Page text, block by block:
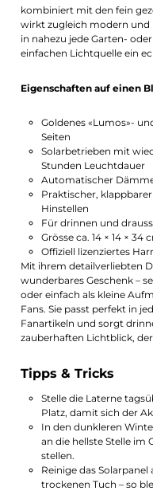
kombiniert mit den fein
wirkt zugleich modern
in nahezu jede Garten-
einfachen Lichtquelle ein
Eigenschaften auf einen
Goldenes «Lumos»-
Seiten
Solarbetrieben mit
Stunden Leuchtdauer
Automatischer
Praktischer,
Hinstellen
Für drinnen und
Grösse ca. 14 × 14 × 34
Offiziell lizenziertes
Mit ihrem detailverliebten
wunderbares Geschenk –
oder einfach als kleine
Fans. Sie passt perfekt in
Fanartikeln und sorgt
zauberhaften Lichtblick,
Tipps & Tricks
Stelle die Laterne
Platz, damit sich der
In den dunkleren
an die hellste Stelle im
stellen.
Reinige das
trockenen Tuch – so